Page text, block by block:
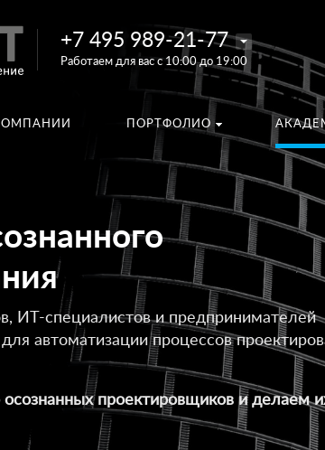
+7 495 989-21-77
Работаем для вас с 10:00 до 19:00
ПОРТФОЛИО
ИТ-специалистов и предпринимателей
автоматизации процессов
проектировщиков и делаем